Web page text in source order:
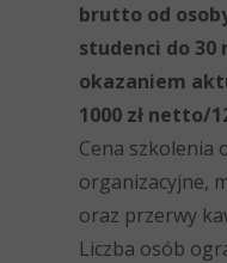
brutto od
studenci do 30
okazaniem
1000 zł netto/
Cena szkolenia
organizacyjne,
oraz przerwy
Liczba osób